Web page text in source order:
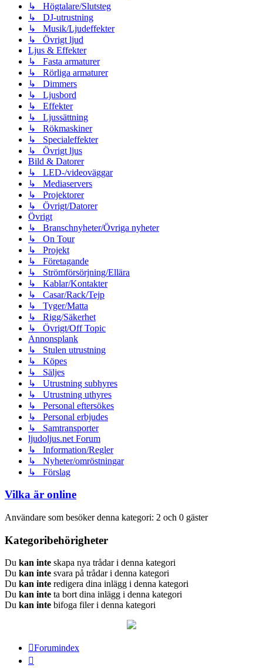
↳ Högtalare/Slutsteg
↳ DJ-utrustning
↳ Musik/Ljudeffekter
↳ Övrigt ljud
Ljus & Effekter
↳ Fasta armaturer
↳ Rörliga armaturer
↳ Dimmers
↳ Ljusbord
↳ Effekter
↳ Ljussättning
↳ Rökmaskiner
↳ Specialeffekter
↳ Övrigt ljus
Bild & Datorer
↳ LED-/videoväggar
↳ Mediaservers
↳ Projektorer
↳ Övrigt/Datorer
Övrigt
↳ Branschnyheter/Övriga nyheter
↳ On Tour
↳ Projekt
↳ Företagande
↳ Strömförsörjning/Ellära
↳ Kablar/Kontakter
↳ Casar/Rack/Tejp
↳ Tyger/Matta
↳ Rigg/Säkerhet
↳ Övrigt/Off Topic
Annonsplank
↳ Stulen utrustning
↳ Köpes
↳ Säljes
↳ Utrustning subhyres
↳ Utrustning uthyres
↳ Personal eftersökes
↳ Personal erbjudes
↳ Samtransporter
ljudoljus.net Forum
↳ Information/Regler
↳ Nyheter/omröstningar
↳ Förslag
Vilka är online
Användare som besöker denna kategori: 2 och 0 gäster
Kategoribehörigheter
Du kan inte skapa nya trådar i denna kategori
Du kan inte svara på trådar i denna kategori
Du kan inte redigera dina inlägg i denna kategori
Du kan inte ta bort dina inlägg i denna kategori
Du kan inte bifoga filer i denna kategori
Forumindex